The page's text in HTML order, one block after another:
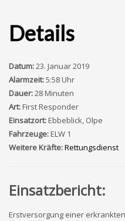
Details
Datum:23. Januar 2019
Alarmzeit:5:58 Uhr
Dauer:28 Minuten
Art:First Responder
Einsatzort:Ebbeblick, Olpe
Fahrzeuge:ELW 1
Weitere Kräfte:Rettungsdienst
Einsatzbericht:
Erstversorgung einer